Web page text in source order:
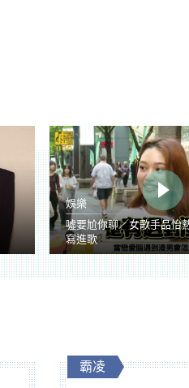
娛樂
噓要尬你聊／女歌手品怡
寫進歌
霸凌